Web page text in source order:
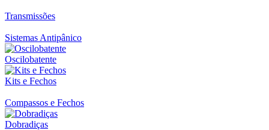
Transmissões
Sistemas Antipânico
Oscilobatente
Kits e Fechos
Compassos e Fechos
Dobradiças